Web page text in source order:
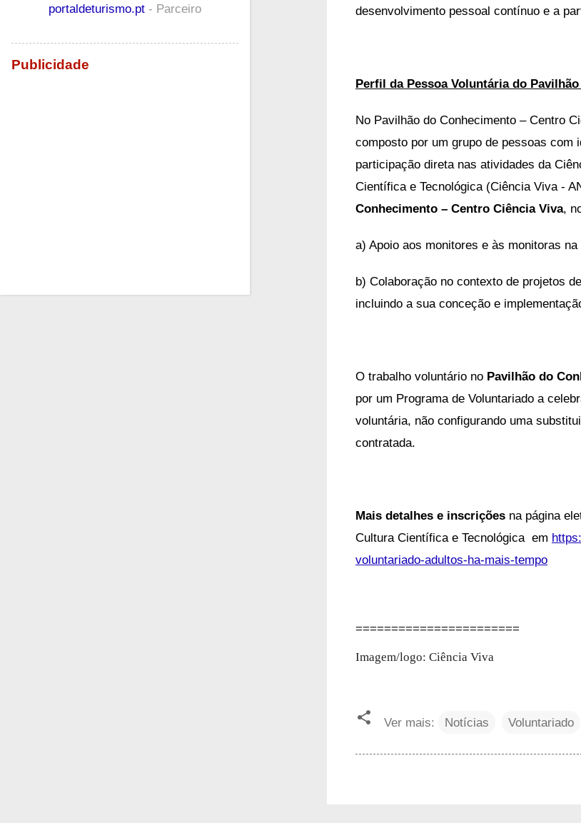
desenvolvimento pessoal contínuo e a
Perfil da Pessoa Voluntária do
No Pavilhão do Conhecimento – Centro
composto por um grupo de pessoas com
participação direta nas atividades da
Científica e Tecnológica (Ciência Viva -
Conhecimento – Centro Ciência Viva,
a) Apoio aos monitores e às monitoras
b) Colaboração no contexto de projetos
incluindo a sua conceção e
O trabalho voluntário no Pavilhão do
por um Programa de Voluntariado a
voluntária, não configurando uma
contratada.
Mais detalhes e inscrições na página
Cultura Científica e Tecnológica em
voluntariado-adultos-ha-mais-tempo
=======================
Imagem/logo: Ciência Viva
Ver mais: Notícias Voluntariado
portaldeturismo.pt - Parceiro
Publicidade